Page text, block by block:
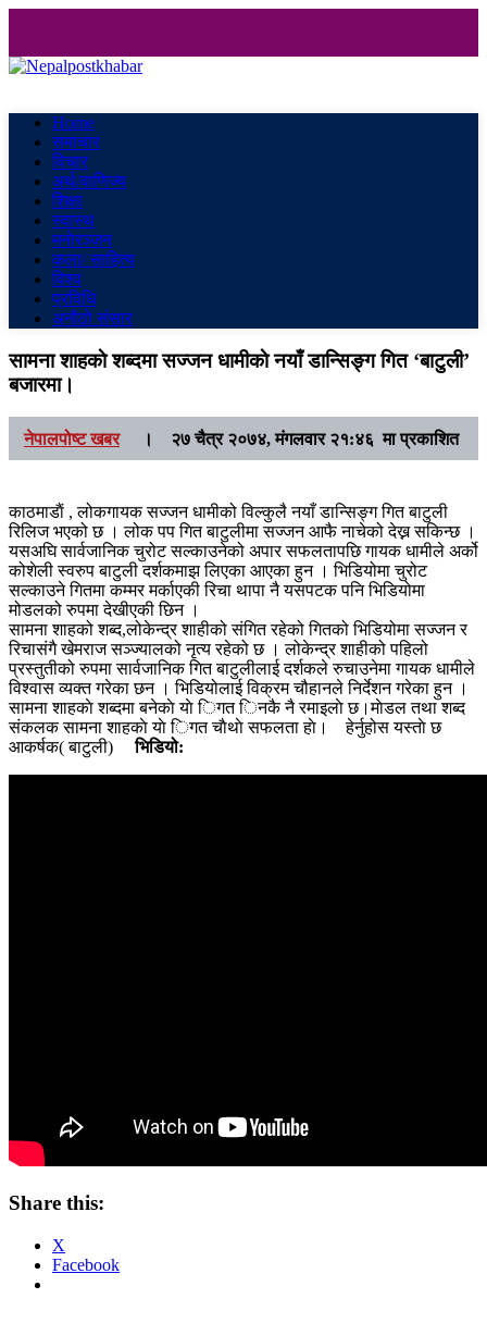
Home
समाचार
विचार
अर्थ/वाणिज्य
शिक्षा
स्वास्थ
मनाेरञ्जन
कला/ साहित्य
विश्व
प्रविधि
अनौठो संसार
सामना शाहकाे शब्दमा सज्जन धामीकाे नयाँ डान्सिङ्ग गित ‘बाटुली’
बजारमा।
नेपालपोष्ट खबर। २७ चैत्र २०७४, मंगलवार २१:४६ मा प्रकाशित
काठमाडाैं , लोकगायक सज्जन धामीको विल्कुलै नयाँ डान्सिङ्ग गित बाटुली
रिलिज भएको छ । लोक पप गित बाटुलीमा सज्जन आफै नाचेको देख्न सकिन्छ ।
यसअघि सार्वजानिक चुरोट सल्काउनेको अपार सफलतापछि गायक धामीले अर्को
कोशेली स्वरुप बाटुली दर्शकमाझ लिएका आएका हुन । भिडियोमा चुरोट
सल्काउने गितमा कम्मर मर्काएकी रिचा थापा नै यसपटक पनि भिडियोमा
मोडलको रुपमा देखीएकी छिन ।
सामना शाहको शब्द,लोकेन्द्र शाहीको संगित रहेको गितको भिडियोमा सज्जन र
रिचासंगै खेमराज सञ्ज्यालको नृत्य रहेको छ । लोकेन्द्र शाहीको पहिलो
प्रस्तुतीको रुपमा सार्वजानिक गित बाटुलीलाई दर्शकले रुचाउनेमा गायक धामीले
विश्वास व्यक्त गरेका छन । भिडियोलाई विक्रम चौहानले निर्देशन गरेका हुन ।
सामना शाहकाे शब्दमा बनेकाे याे िगत िनकै नै रमाइलाे छ।माेडल तथा शब्द
संकलक सामना शाहकाे याे िगत चाैथाे सफलता हाे। हेर्नुहोस यस्ताे छ
आकर्षक( बाटुली)भिडियो:
Share this:
X
Facebook